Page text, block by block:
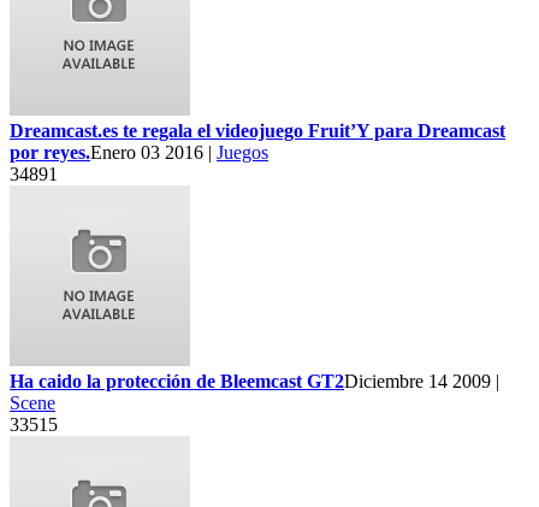
Dreamcast.es te regala el videojuego Fruit’Y para Dreamcast
por reyes.Enero 03 2016 | Juegos
34891
Ha caido la protección de Bleemcast GT2Diciembre 14 2009 |
Scene
33515